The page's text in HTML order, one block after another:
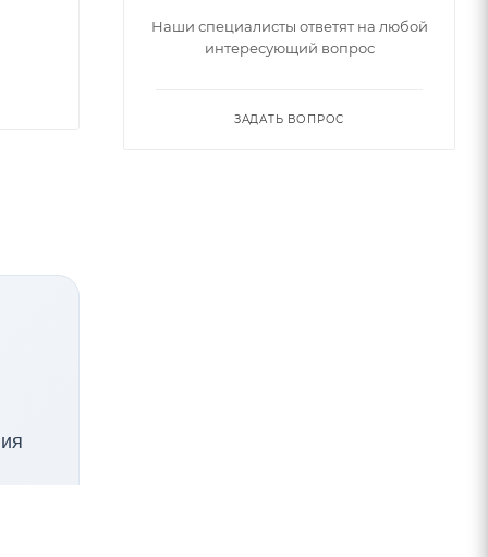
Наши специалисты ответят на любой
интересующий вопрос
ЗАДАТЬ ВОПРОС